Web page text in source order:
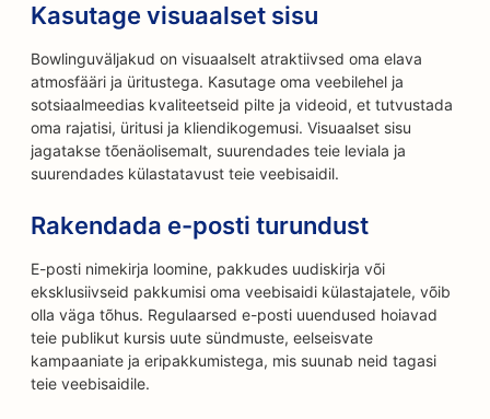
Kasutage visuaalset sisu
Bowlinguväljakud on visuaalselt atraktiivsed oma elava
atmosfääri ja üritustega. Kasutage oma veebilehel ja
sotsiaalmeedias kvaliteetseid pilte ja videoid, et tutvustada
oma rajatisi, üritusi ja kliendikogemusi. Visuaalset sisu
jagatakse tõenäolisemalt, suurendades teie leviala ja
suurendades külastatavust teie veebisaidil.
Rakendada e-posti turundust
E-posti nimekirja loomine, pakkudes uudiskirja või
eksklusiivseid pakkumisi oma veebisaidi külastajatele, võib
olla väga tõhus. Regulaarsed e-posti uuendused hoiavad
teie publikut kursis uute sündmuste, eelseisvate
kampaaniate ja eripakkumistega, mis suunab neid tagasi
teie veebisaidile.